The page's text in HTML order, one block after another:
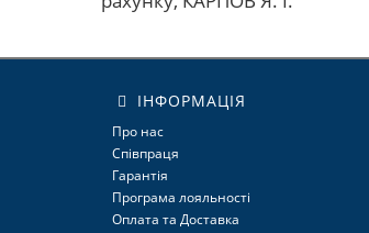
ІНФОРМАЦІЯ
Про нас
Співпраця
Гарантія
Програма лояльності
Оплата та Доставка